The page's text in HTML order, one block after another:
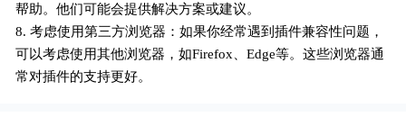
帮助。他们可能会提供解决方案或建议。
8. 考虑使用第三方浏览器：如果你经常遇到插件兼容性问题，
可以考虑使用其他浏览器，如Firefox、Edge等。这些浏览器通
常对插件的支持更好。